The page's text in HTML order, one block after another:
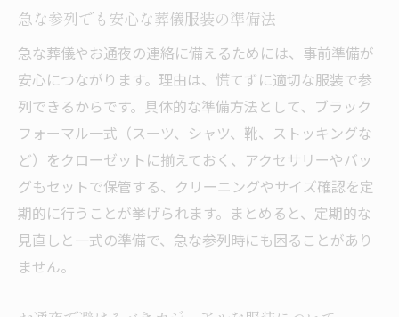
急な参列でも安心な葬儀服装の準備法
急な葬儀やお通夜の連絡に備えるためには、事前準備が
安心につながります。理由は、慌てずに適切な服装で参
列できるからです。具体的な準備方法として、ブラック
フォーマル一式（スーツ、シャツ、靴、ストッキングな
ど）をクローゼットに揃えておく、アクセサリーやバッ
グもセットで保管する、クリーニングやサイズ確認を定
期的に行うことが挙げられます。まとめると、定期的な
見直しと一式の準備で、急な参列時にも困ることがあり
ません。